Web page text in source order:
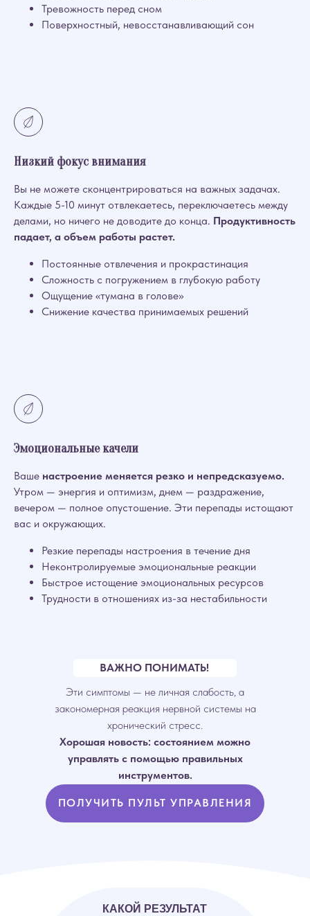
Тревожность перед сном
Поверхностный, невосстанавливающий сон
Низкий фокус внимания
Вы не можете сконцентрироваться на важных задачах.
Каждые 5-10 минут отвлекаетесь, переключаетесь между
делами, но ничего не доводите до конца. Продуктивность
падает, а объем работы растет.
Постоянные отвлечения и прокрастинация
Сложность с погружением в глубокую работу
Ощущение «тумана в голове»
Снижение качества принимаемых решений
Эмоциональные качели
Ваше настроение меняется резко и непредсказуемо.
Утром — энергия и оптимизм, днем — раздражение,
вечером — полное опустошение. Эти перепады истощают
вас и окружающих.
Резкие перепады настроения в течение дня
Неконтролируемые эмоциональные реакции
Быстрое истощение эмоциональных ресурсов
Трудности в отношениях из-за нестабильности
ВАЖНО ПОНИМАТЬ!
ПОЛУЧИТЬ ПУЛЬТ УПРАВЛЕНИЯ
Эти симптомы — не личная слабость, а
закономерная реакция нервной системы на
хронический стресс.
Хорошая новость: состоянием можно
управлять с помощью правильных
инструментов.
КАКОЙ РЕЗУЛЬТАТ